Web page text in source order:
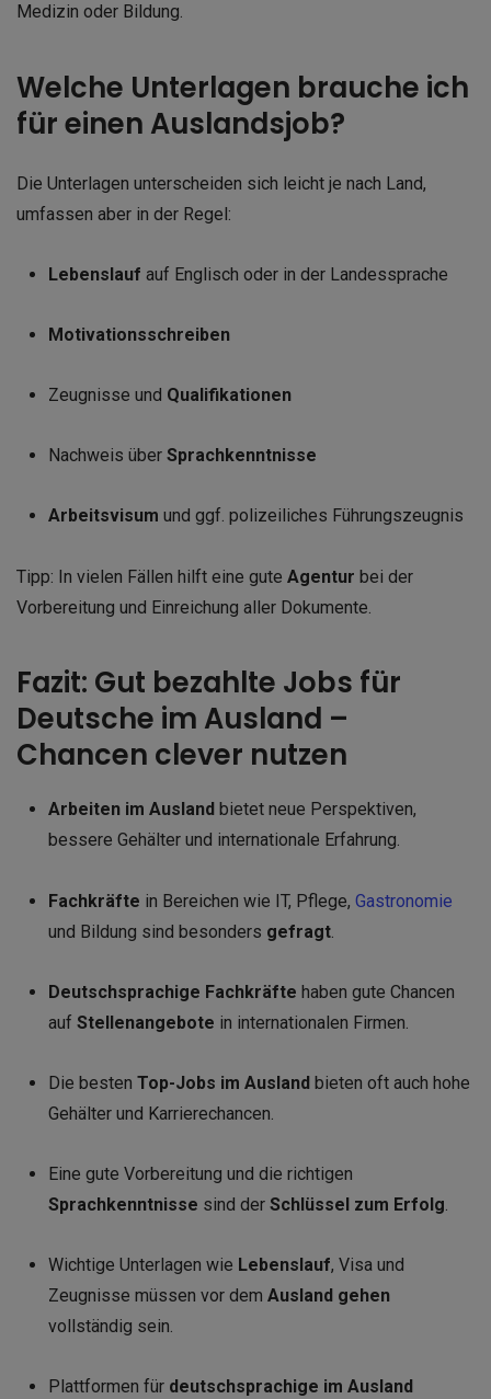
Medizin oder Bildung.
Welche Unterlagen brauche ich
für einen Auslandsjob?
Die Unterlagen unterscheiden sich leicht je nach Land,
umfassen aber in der Regel:
Lebenslauf auf Englisch oder in der Landessprache
Motivationsschreiben
Zeugnisse und Qualifikationen
Nachweis über Sprachkenntnisse
Arbeitsvisum und ggf. polizeiliches Führungszeugnis
Tipp: In vielen Fällen hilft eine gute Agentur bei der
Vorbereitung und Einreichung aller Dokumente.
Fazit: Gut bezahlte Jobs für
Deutsche im Ausland –
Chancen clever nutzen
Arbeiten im Ausland bietet neue Perspektiven,
bessere Gehälter und internationale Erfahrung.
Fachkräfte in Bereichen wie IT, Pflege, Gastronomie
und Bildung sind besonders gefragt.
Deutschsprachige Fachkräfte haben gute Chancen
auf Stellenangebote in internationalen Firmen.
Die besten Top-Jobs im Auslandbieten oft auch hohe
Gehälter und Karrierechancen.
Eine gute Vorbereitung und die richtigen
Sprachkenntnisse sind der Schlüssel zum Erfolg.
Wichtige Unterlagen wie Lebenslauf, Visa und
Zeugnisse müssen vor dem Ausland gehen
vollständig sein.
Plattformen für deutschsprachige im Ausland